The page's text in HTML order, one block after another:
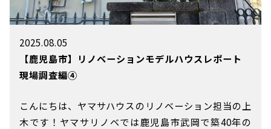
2025.08.05
【鹿児島市】リノベーションモデルハウスレポート
現場調査編④
こんにちは、ヤマサハウスのリノベーション担当の上
木です！ヤマサリノベでは鹿児島市武岡で築40年の